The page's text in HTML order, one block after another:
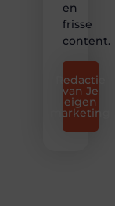
en
frisse
content.
Redactie
van Je
eigen
marketing